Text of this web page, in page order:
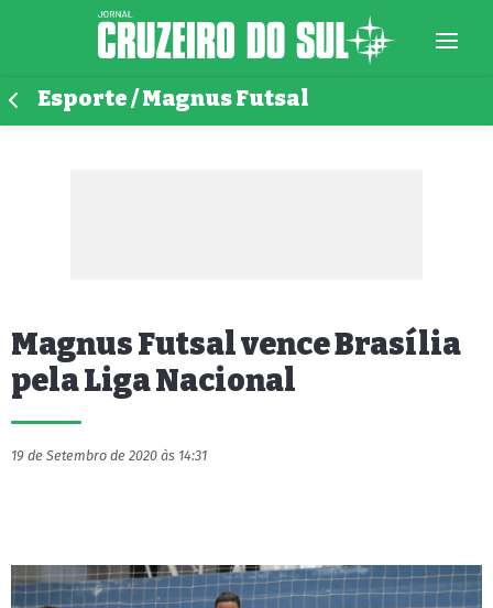
Esporte / Magnus Futsal
Magnus Futsal vence Brasília
pela Liga Nacional
19 de Setembro de 2020 às 14:31